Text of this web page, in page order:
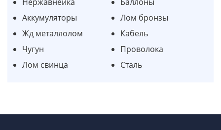
Аккумуляторы
Лом бронзы
Жд металлолом
Кабель
Чугун
Проволока
Лом свинца
Сталь